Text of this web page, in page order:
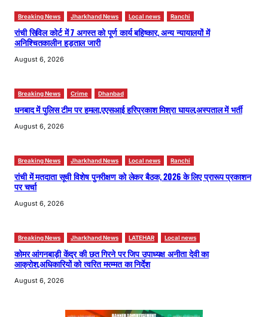
Breaking News Jharkhand News Local news Ranchi
रांची सिविल कोर्ट में 7 अगस्त को पूर्ण कार्य बहिष्कार, अन्य न्यायालयों में
अनिश्चितकालीन हड़ताल जारी
August 6, 2026
Breaking News Crime Dhanbad
धनबाद में पुलिस टीम पर हमला,एएसआई हरिप्रकाश मिश्रा घायल,अस्पताल में भर्ती
August 6, 2026
Breaking News Jharkhand News Local news Ranchi
रांची में मतदाता सूची विशेष पुनरीक्षण को लेकर बैठक, 2026 के लिए प्रारूप प्रकाशन
पर चर्चा
August 6, 2026
Breaking News Jharkhand News LATEHAR Local news
कोमर आंगनबाड़ी केंद्र की छत गिरने पर जिप उपाध्यक्ष अनीता देवी का
आक्रोश,अधिकारियों को त्वरित मरम्मत का निर्देश
August 6, 2026